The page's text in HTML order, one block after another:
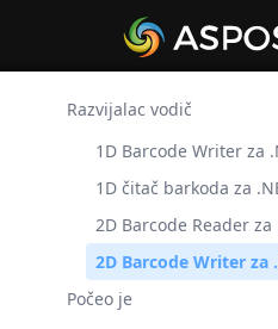
Razvijalac vodič
1D Barcode Writer za
1D čitač barkoda za
2D Barcode Reader za
2D Barcode Writer za
Počeo je